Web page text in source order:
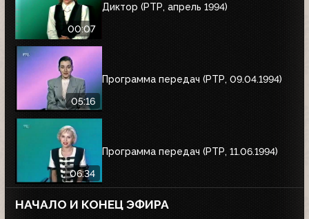
00:07
Диктор (РТР, апрель 1994)
05:16
Программа передач (РТР, 09.04.1994)
06:34
Программа передач (РТР, 11.06.1994)
НАЧАЛО И КОНЕЦ ЭФИРА